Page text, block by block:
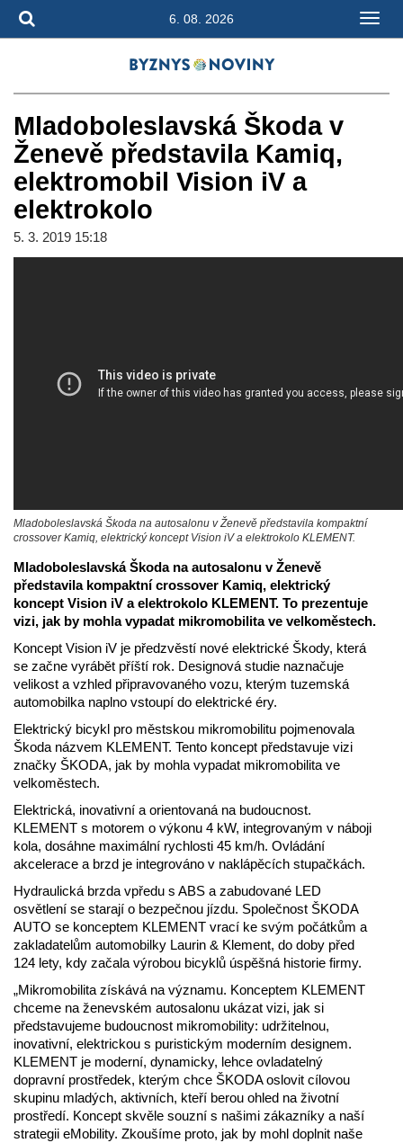
6. 08. 2026
Mladoboleslavská Škoda v
Ženevě představila Kamiq,
elektromobil Vision iV a
elektrokolo
5. 3. 2019 15:18
Mladoboleslavská Škoda na autosalonu v Ženevě představila kompaktní
crossover Kamiq, elektrický koncept Vision iV a elektrokolo KLEMENT.
Mladoboleslavská Škoda na autosalonu v Ženevě
představila kompaktní crossover Kamiq, elektrický
koncept Vision iV a elektrokolo KLEMENT. To prezentuje
vizi, jak by mohla vypadat mikromobilita ve velkoměstech.
Koncept Vision iV je předzvěstí nové elektrické Škody, která
se začne vyrábět příští rok. Designová studie naznačuje
velikost a vzhled připravovaného vozu, kterým tuzemská
automobilka naplno vstoupí do elektrické éry.
Elektrický bicykl pro městskou mikromobilitu pojmenovala
Škoda názvem KLEMENT. Tento koncept představuje vizi
značky ŠKODA, jak by mohla vypadat mikromobilita ve
velkoměstech.
Elektrická, inovativní a orientovaná na budoucnost.
KLEMENT s motorem o výkonu 4 kW, integrovaným v náboji
kola, dosáhne maximální rychlosti 45 km/h. Ovládání
akcelerace a brzd je integrováno v naklápěcích stupačkách.
Hydraulická brzda vpředu s ABS a zabudované LED
osvětlení se starají o bezpečnou jízdu. Společnost ŠKODA
AUTO se konceptem KLEMENT vrací ke svým počátkům a
zakladatelům automobilky Laurin & Klement, do doby před
124 lety, kdy začala výrobou bicyklů úspěšná historie firmy.
„Mikromobilita získává na významu. Konceptem KLEMENT
chceme na ženevském autosalonu ukázat vizi, jak si
představujeme budoucnost mikromobility: udržitelnou,
inovativní, elektrickou s puristickým moderním designem.
KLEMENT je moderní, dynamicky, lehce ovladatelný
dopravní prostředek, kterým chce ŠKODA oslovit cílovou
skupinu mladých, aktivních, kteří berou ohled na životní
prostředí. Koncept skvěle souzní s našimi zákazníky a naší
strategii eMobility. Zkoušíme proto, jak by mohl doplnit naše